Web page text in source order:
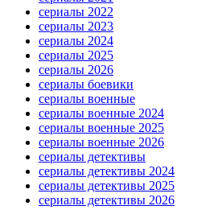
сериалы 2022
сериалы 2023
сериалы 2024
сериалы 2025
сериалы 2026
сериалы боевики
сериалы военные
сериалы военные 2024
сериалы военные 2025
сериалы военные 2026
сериалы детективы
сериалы детективы 2024
сериалы детективы 2025
сериалы детективы 2026